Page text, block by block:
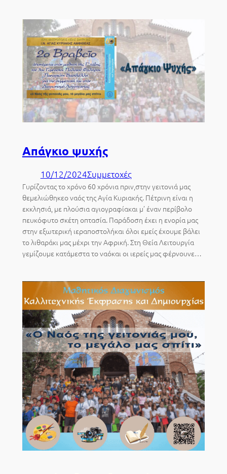
Απάγκιο ψυχής
10/12/2024Συμμετοχές
Γυρίζοντας το χρόνο 60 χρόνια πριν,στην γειτονιά μας
θεμελιώθηκεο ναός της Αγία Κυριακής. Πέτρινη είναι η
εκκλησιά, με πλούσια αγιογραφίακαι μ’ έναν περίβολο
πευκόφυτο σκέτη οπτασία. Παράδοση έχει η ενορία μας
στην εξωτερική ιεραποστολήκαι όλοι εμείς έχουμε βάλει
το λιθαράκι μας μέχρι την Αφρική. Στη Θεία Λειτουργία
γεμίζουμε κατάμεστα το ναόκαι οι ιερείς μας φέρνουνε…